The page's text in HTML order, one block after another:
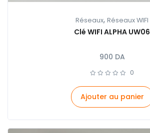
Réseaux, Réseaux WIFI
Clé WIFI ALPHA UW06
900 DA
0
Ajouter au panier